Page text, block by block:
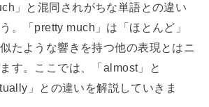
」と混同されがちな単語との違い
。「pretty much」は「ほとんど」
たような響きを持つ他の表現とはニ
す。ここでは、「almost」と
」との違いを解説していきま